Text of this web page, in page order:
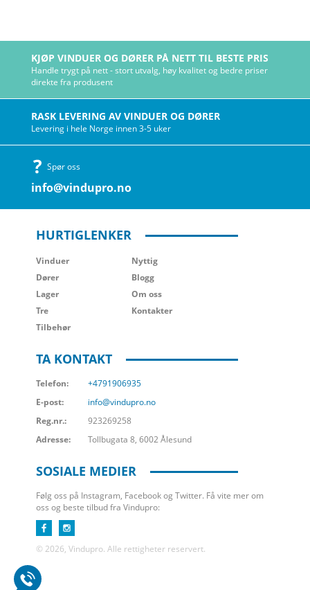
KJØP VINDUER OG DØRER PÅ NETT TIL BESTE PRIS
Handle trygt på nett - stort utvalg, høy kvalitet og bedre priser
direkte fra produsent
RASK LEVERING AV VINDUER OG DØRER
Levering i hele Norge innen 3-5 uker
Spør oss
info@vindupro.no
HURTIGLENKER
Vinduer
Dører
Lager
Tre
Tilbehør
Nyttig
Blogg
Om oss
Kontakter
TA KONTAKT
Telefon:
+4791906935
E-post:
info@vindupro.no
Reg.nr.:
923269258
Adresse:
Tollbugata 8, 6002 Ålesund
SOSIALE MEDIER
Følg oss på Instagram, Facebook og Twitter. Få vite mer om
oss og beste tilbud fra Vindupro:
© 2026, Vindupro. Alle rettigheter reservert.